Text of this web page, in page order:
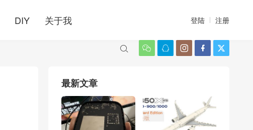
DIY 关于我 登陆 注册
    

最新文章